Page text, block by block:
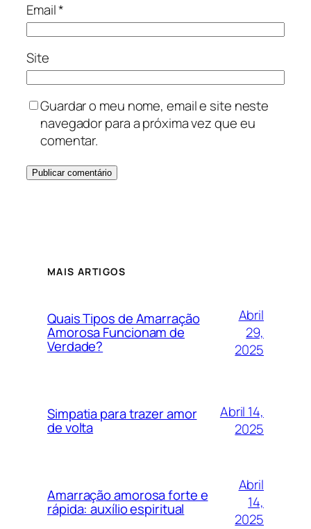
Email*
Site
Guardar o meu nome, email e site neste
navegador para a próxima vez que eu
comentar.
MAIS ARTIGOS
Quais Tipos de Amarração
Amorosa Funcionam de
Verdade?
Abril
29,
2025
Simpatia para trazer amor
de volta
Abril 14,
2025
Amarração amorosa forte e
rápida: auxílio espiritual
Abril
14,
2025